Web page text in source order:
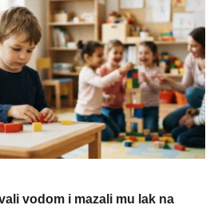
vodom i mazali mu lak na